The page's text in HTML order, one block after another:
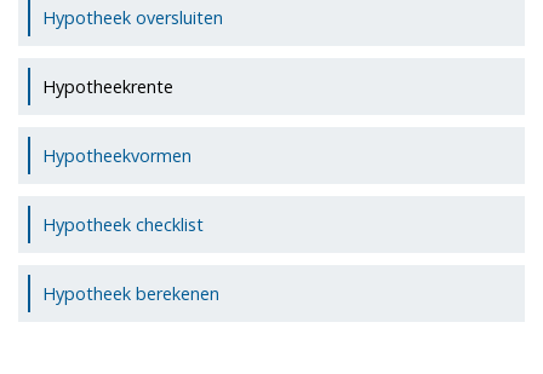
Hypotheek oversluiten
Hypotheekrente
Hypotheekvormen
Hypotheek checklist
Hypotheek berekenen